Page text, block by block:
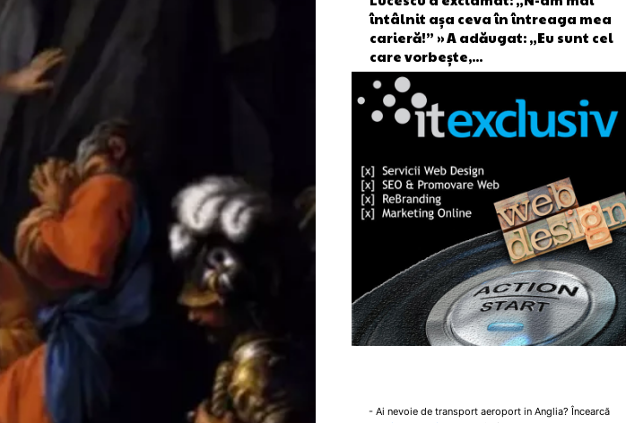
întâlnit așa ceva în întreaga mea
carieră!” » A adăugat: „Eu sunt cel
care vorbește,...
- Ai nevoie de transport aeroport in Anglia? Încearcă